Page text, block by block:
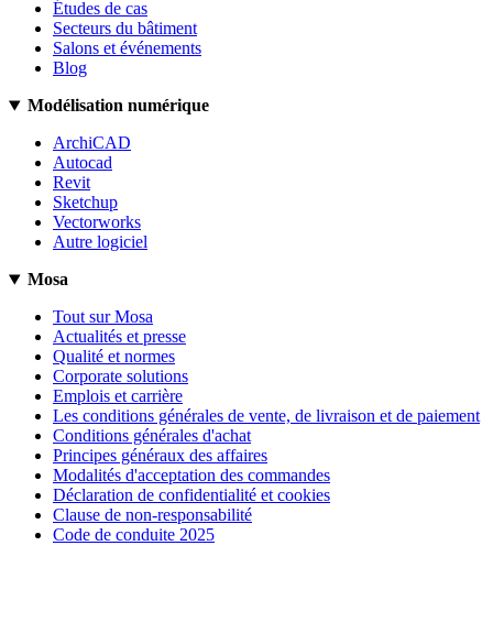
Études de cas
Secteurs du bâtiment
Salons et événements
Blog
Modélisation numérique
ArchiCAD
Autocad
Revit
Sketchup
Vectorworks
Autre logiciel
Mosa
Tout sur Mosa
Actualités et presse
Qualité et normes
Corporate solutions
Emplois et carrière
Les conditions générales de vente, de livraison et de paiement
Conditions générales d'achat
Principes généraux des affaires
Modalités d'acceptation des commandes
Déclaration de confidentialité et cookies
Clause de non-responsabilité
Code de conduite 2025